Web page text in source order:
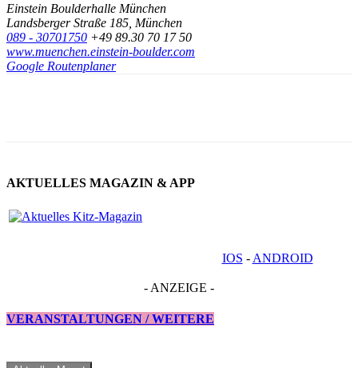
Einstein Boulderhalle München
Landsberger Straße 185, München
089 - 30701750 +49 89.30 70 17 50
www.muenchen.einstein-boulder.com
Google Routenplaner
AKTUELLES MAGAZIN & APP
IOS - ANDROID
- ANZEIGE -
VERANSTALTUNGEN / WEITERE